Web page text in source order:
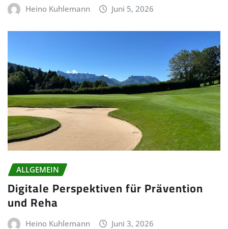
Heino Kuhlemann Juni 5, 2026
ALLGEMEIN
Digitale Perspektiven für Prävention
und Reha
Heino Kuhlemann Juni 3, 2026